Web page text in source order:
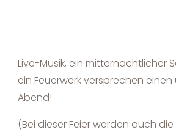
Live-Musik, ein mitternächtlicher
ein Feuerwerk versprechen
Abend!
(Bei dieser Feier werden auch